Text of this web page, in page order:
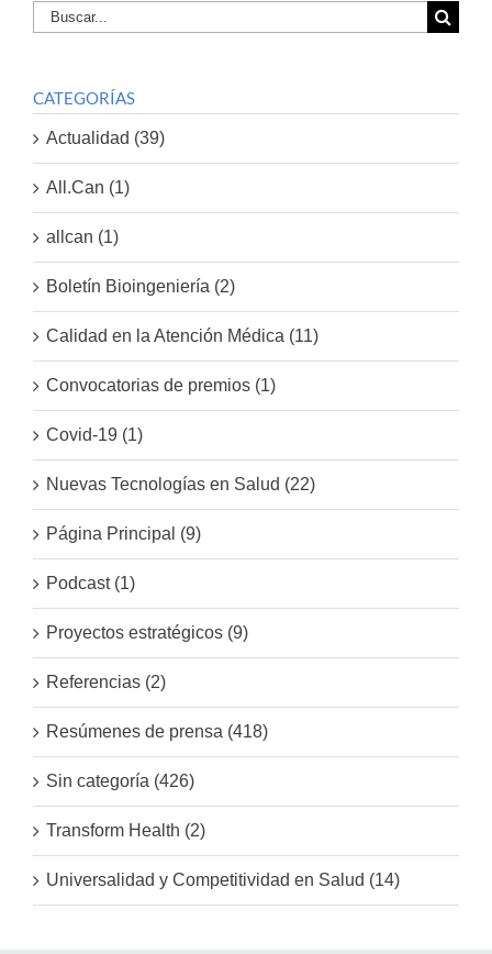
Buscar
por:
CATEGORÍAS
Actualidad (39)
All.Can (1)
allcan (1)
Boletín Bioingeniería (2)
Calidad en la Atención Médica (11)
Convocatorias de premios (1)
Covid-19 (1)
Nuevas Tecnologías en Salud (22)
Página Principal (9)
Podcast (1)
Proyectos estratégicos (9)
Referencias (2)
Resúmenes de prensa (418)
Sin categoría (426)
Transform Health (2)
Universalidad y Competitividad en Salud (14)